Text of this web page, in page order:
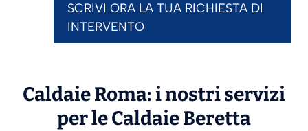
SCRIVI ORA LA TUA RICHIESTA DI
INTERVENTO
Caldaie Roma: i nostri servizi
per le CaldaieBeretta